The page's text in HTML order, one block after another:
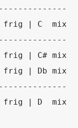
| C  mix
frig | C# mix
frig | Db mix
frig | D  mix